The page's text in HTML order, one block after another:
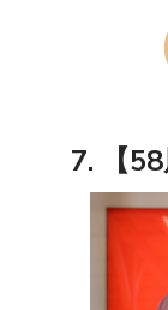
7. 【